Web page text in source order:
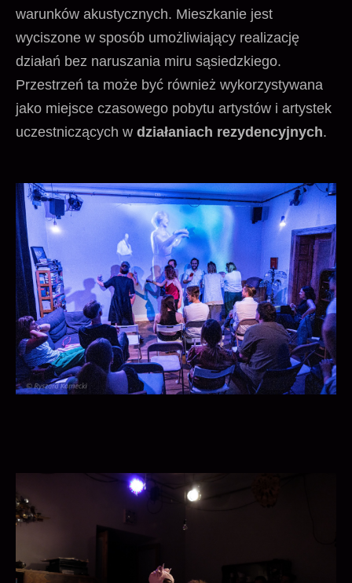
warunków akustycznych. Mieszkanie jest
wyciszone w sposób umożliwiający realizację
działań bez naruszania miru sąsiedzkiego.
Przestrzeń ta może być również wykorzystywana
jako miejsce czasowego pobytu artystów i artystek
uczestniczących w działaniach rezydencyjnych.